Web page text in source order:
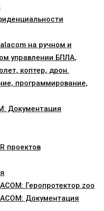
на ручном и
управлении БПЛА,
коптер, дрон.
программирование,
Документация
проектов
Геропротектор zoo
Документация